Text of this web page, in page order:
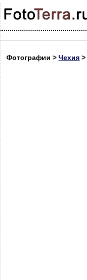
Фотографии > Чехия >